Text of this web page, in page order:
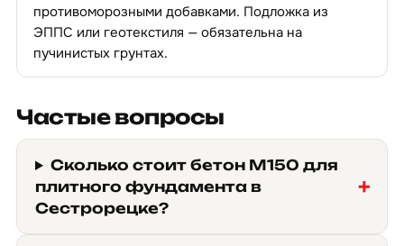
противоморозными добавками. Подложка из
ЭППС или геотекстиля — обязательна на
пучинистых грунтах.
Частые вопросы
Сколько стоит бетон М150 для
плитного фундамента в
Сестрорецке?